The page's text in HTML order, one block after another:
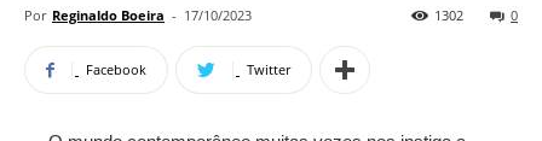
Por Reginaldo Boeira - 17/10/2023 0
1302
Facebook Twitter